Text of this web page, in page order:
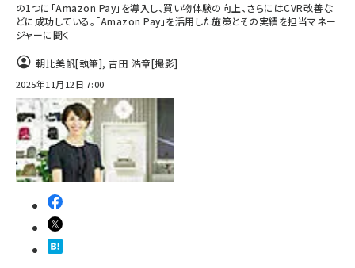
の1つに「Amazon Pay」を導入し、買い物体験の向上、さらにはCVR改善な
どに成功している。「Amazon Pay」を活用した施策とその実績を担当マネー
ジャーに聞く
朝比美帆[執筆],吉田 浩章[撮影]
2025年11月12日 7:00